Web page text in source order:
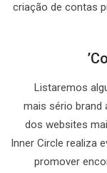
criação de contas
Listaremos
mais sério brand
dos websites
Inner Circle realiza
promover